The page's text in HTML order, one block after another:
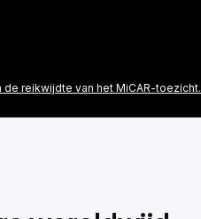
reikwijdte van het MiCAR-toezicht.